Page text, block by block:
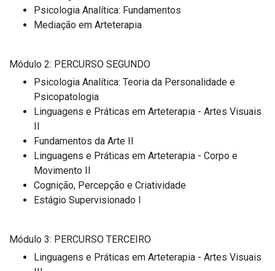
Psicologia Analítica: Fundamentos
Mediação em Arteterapia
Módulo 2: PERCURSO SEGUNDO
Psicologia Analítica: Teoria da Personalidade e
Psicopatologia
Linguagens e Práticas em Arteterapia - Artes Visuais
II
Fundamentos da Arte II
Linguagens e Práticas em Arteterapia - Corpo e
Movimento II
Cognição, Percepção e Criatividade
Estágio Supervisionado I
Módulo 3: PERCURSO TERCEIRO
Linguagens e Práticas em Arteterapia - Artes Visuais